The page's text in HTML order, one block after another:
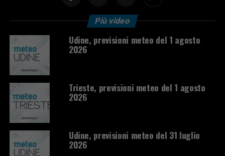
Più video
Udine, previsioni meteo del 1 agosto
2026
Trieste, previsioni meteo del 1 agosto
2026
Udine, previsioni meteo del 31 luglio
2026